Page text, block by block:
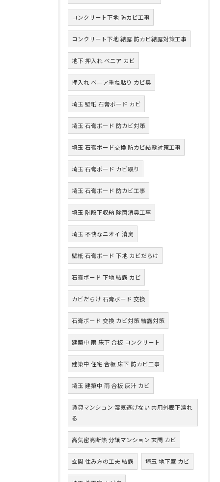
コンクリート下地 防カビ工事
コンクリート下地 結露 防カビ結露対策工事
地下 押入れ ベニア カビ
押入れ ベニア重ね貼り カビ臭
埼玉 壁紙 石膏ボード カビ
埼玉 石膏ボード 防カビ対策
埼玉 石膏ボード交換 防カビ結露対策工事
埼玉 石膏ボード カビ取り
埼玉 石膏ボード 防カビ工事
埼玉 階段下収納 除菌消臭工事
埼玉 不快なニオイ 消臭
壁紙 石膏ボード 下地 カビだらけ
石膏ボード 下地 結露 カビ
カビだらけ 石膏ボード 交換
石膏ボード 交換 カビ対策 結露対策
建築中 雨 床下 合板 コンクリート
建築中 住宅 合板 床下 防カビ工事
埼玉 建築中 雨 合板 灰汁 カビ
賃貸マンション 湿気逃げない 共用外廊下濡れ
る
高気密高断熱 分譲マンション 玄関 カビ
玄関 住み方の工夫 結露 埼玉 地下室 カビ